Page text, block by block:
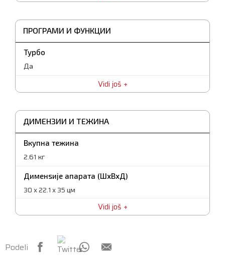
лесно отстранување
Преостанати користи -бенефити
2 пара маталки: стандардни маталки + маталки за тесто
ПРОГРАМИ И ФУНКЦИИ
Турбо
Да
Vidi još
ДИМЕНЗИИ И ТЕЖИНА
Вкупна тежина
2.61 кг
Дименѕије апарата (ШxВxД)
30 x 22.1 x 35 цм
Дименѕије спкованог апарата (ШxВxД)
Нето тежина
Vidi još
Podeli